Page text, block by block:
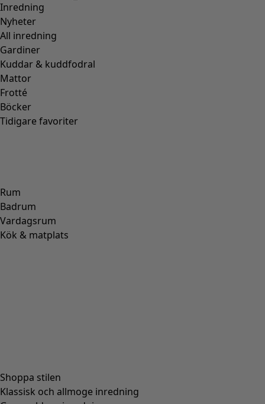
Inredning
Nyheter
All inredning
Gardiner
Kuddar & kuddfodral
Mattor
Frotté
Böcker
Tidigare favoriter
Rum
Badrum
Vardagsrum
Kök & matplats
Shoppa stilen
Klassisk och allmoge inredning